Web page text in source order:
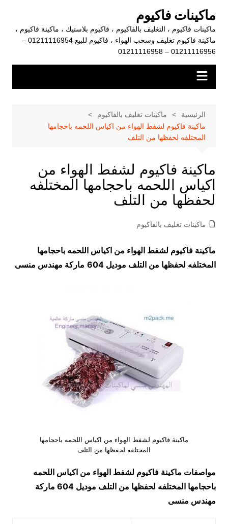
المحتوى
ماكينات فاكيوم
ماكينات فاكيوم ، التغليف بالفاكيوم ، فاكيوم بلاستيك ، ماكينة فاكيوم ،
ماكينة فاكيوم تغليف وسحب الهواء ، فاكيوم للبيع 01211116954 –
01211116956 – 01211116958
الرئيسية
ماكينات تغليف بالفاكيوم
ماكينة فاكيوم لشفط الهواء من اكياس اللحمه باحجامها
المختلفه لحفظها من التلف
ماكينة فاكيوم لشفط الهواء من
اكياس اللحمه باحجامها المختلفه
لحفظها من التلف
ماكينات تغليف بالفاكيوم
ماكينة فاكيوم لشفط الهواء من اكياس اللحمه باحجامها
المختلفه لحفظها من التلف موديل 604
ماركة مهندس منسى
ماكينة فاكيوم لشفط الهواء من اكياس اللحمه باحجامها
المختلفه لحفظها من التلف
مواصفات ماكينة فاكيوم لشفط الهواء من اكياس اللحمه
باحجامها المختلفه لحفظها من التلف موديل 604
ماركة
مهندس منسى